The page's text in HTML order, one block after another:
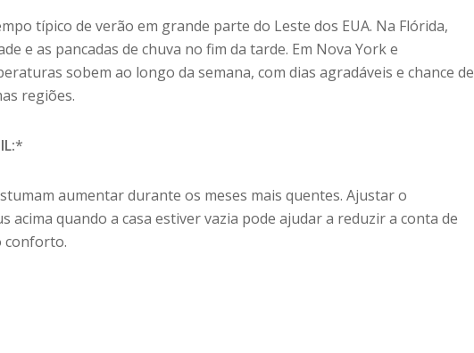
típico de verão em grande parte do Leste dos EUA. Na Flórida,
e as pancadas de chuva no fim da tarde. Em Nova York e
sobem ao longo da semana, com dias agradáveis e chance de
regiões.
*
aumentar durante os meses mais quentes. Ajustar o
acima quando a casa estiver vazia pode ajudar a reduzir a conta de
conforto.